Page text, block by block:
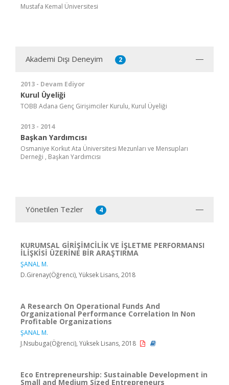
Mustafa Kemal Üniversitesi
Akademi Dışı Deneyim 2
2013 - Devam Ediyor
Kurul Üyeliği
TOBB Adana Genç Girişimciler Kurulu, Kurul Üyeliği
2013 - 2014
Başkan Yardımcısı
Osmaniye Korkut Ata Üniversitesi Mezunları ve Mensupları
Derneği , Başkan Yardımcısı
Yönetilen Tezler 4
KURUMSAL GİRİŞİMCİLİK VE İŞLETME PERFORMANSI
İLİŞKİSİ ÜZERİNE BİR ARAŞTIRMA
ŞANAL M.
D.Girenay(Öğrenci), Yüksek Lisans, 2018
A Research On Operational Funds And
Organizational Performance Correlation In Non
Profitable Organizations
ŞANAL M.
J.Nsubuga(Öğrenci), Yüksek Lisans, 2018
Eco Entrepreneurship: Sustainable Development in
Small and Medium Sized Entrepreneurs